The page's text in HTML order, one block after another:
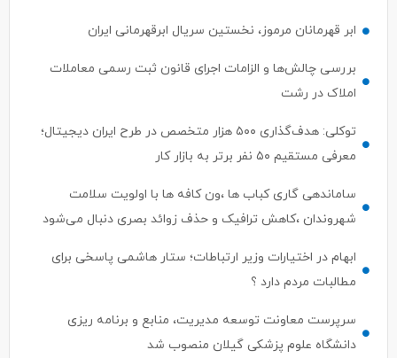
بررسی چالش‌ها و الزامات اجرای قانون ثبت رسمی معاملات
معرفی مستقیم ۵۰ نفر برتر به بازار کار
ساماندهی گاری کباب ها ،ون کافه ها با اولویت سلامت
شهروندان ،کاهش ترافیک و حذف زوائد بصری دنبال می‌شود
ابهام در اختیارات وزیر ارتباطات؛ ستار هاشمی پاسخی برای
سرپرست معاونت توسعه مدیریت، منابع و برنامه ریزی
آغاز به کار پایگاه خبری و تحلیلی نبض خبر